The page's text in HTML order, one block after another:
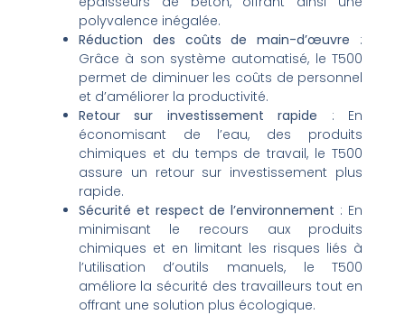
polyvalence inégalée.
Réduction des coûts de main-d’œuvre :
Grâce à son système automatisé, le T500
permet de diminuer les coûts de personnel
et d’améliorer la productivité.
Retour sur investissement rapide : En
économisant de l’eau, des produits
chimiques et du temps de travail, le T500
assure un retour sur investissement plus
rapide.
Sécurité et respect de l’environnement : En
minimisant le recours aux produits
chimiques et en limitant les risques liés à
l’utilisation d’outils manuels, le T500
améliore la sécurité des travailleurs tout en
offrant une solution plus écologique.